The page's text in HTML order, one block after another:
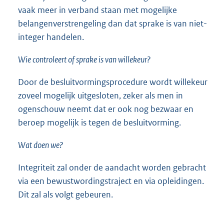
vaak meer in verband staan met mogelijke
belangenverstrengeling dan dat sprake is van niet-
integer handelen.
Wie controleert of sprake is van willekeur?
Door de besluitvormingsprocedure wordt willekeur
zoveel mogelijk uitgesloten, zeker als men in
ogenschouw neemt dat er ook nog bezwaar en
beroep mogelijk is tegen de besluitvorming.
Wat doen we?
Integriteit zal onder de aandacht worden gebracht
via een bewustwordingstraject en via opleidingen.
Dit zal als volgt gebeuren.